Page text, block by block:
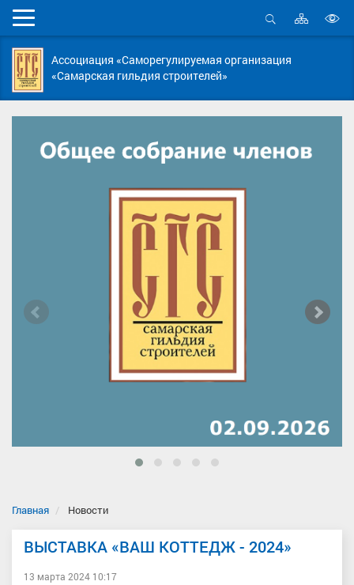
Мобильное
меню
Открыть
Карта
сайта
Ассоциация «Саморегулируемая организация
«Самарская гильдия строителей»
Главная Новости
ВЫСТАВКА «ВАШ КОТТЕДЖ - 2024»
13 марта 2024 10:17